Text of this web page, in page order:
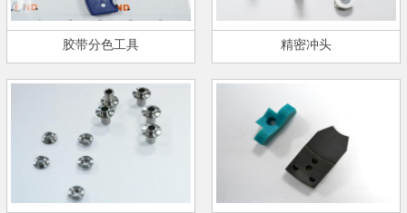
胶带分色工具 精密冲头